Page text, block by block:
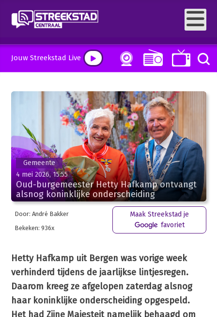
Jouw Streekstad Live
Gemeente
4 mei 2026, 15:55
Oud-burgemeester Hetty Hafkamp ontvangt
alsnog koninklijke onderscheiding
Door: André Bakker
Bekeken: 936x
Maak Streekstad je
favoriet
Hetty Hafkamp uit Bergen was vorige week
verhinderd tijdens de jaarlijkse lintjesregen.
Daarom kreeg ze afgelopen zaterdag alsnog
haar koninklijke onderscheiding opgespeld.
Het had Zijne Majesteit namelijk behaagd om